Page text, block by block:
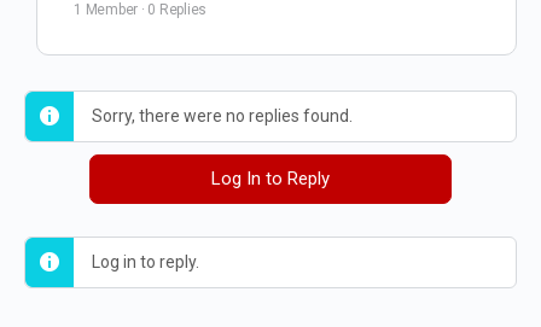
1 Member · 0 Replies
Sorry, there were no replies found.
Log In to Reply
Log in to reply.